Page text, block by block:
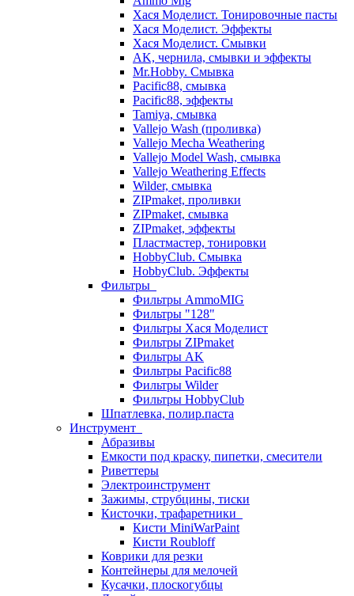
Хася Моделист. Тонировочные пасты
Хася Моделист. Эффекты
Хася Моделист. Смывки
AK, чернила, смывки и эффекты
Mr.Hobby. Смывка
Pacific88, смывка
Pacific88, эффекты
Tamiya, смывка
Vallejo Wash (проливка)
Vallejo Mecha Weathering
Vallejo Model Wash, смывка
Vallejo Weathering Effects
Wilder, смывка
ZIPmaket, проливки
ZIPmaket, смывка
ZIPmaket, эффекты
Пластмастер, тонировки
HobbyClub. Смывка
HobbyClub. Эффекты
Фильтры
Фильтры AmmoMIG
Фильтры "128"
Фильтры Хася Моделист
Фильтры ZIPmaket
Фильтры AK
Фильтры Pacific88
Фильтры Wilder
Фильтры HobbyClub
Шпатлевка, полир.паста
Инструмент
Абразивы
Емкости под краску, пипетки, смесители
Риветтеры
Электроинструмент
Зажимы, струбцины, тиски
Кисточки, трафаретники
Кисти MiniWarPaint
Кисти Roubloff
Коврики для резки
Контейнеры для мелочей
Кусачки, плоскогубцы